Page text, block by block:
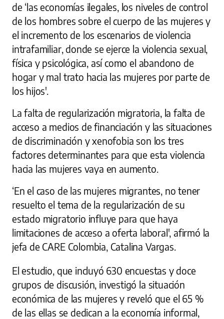
de ‘las economías ilegales, los niveles de control
de los hombres sobre el cuerpo de las mujeres y
el incremento de los escenarios de violencia
intrafamiliar, donde se ejerce la violencia sexual,
física y psicológica, así como el abandono de
hogar y mal trato hacia las mujeres por parte de
los hijos'.
La falta de regularización migratoria, la falta de
acceso a medios de financiación y las situaciones
de discriminación y xenofobia son los tres
factores determinantes para que esta violencia
hacia las mujeres vaya en aumento.
‘En el caso de las mujeres migrantes, no tener
resuelto el tema de la regularización de su
estado migratorio influye para que haya
limitaciones de acceso a oferta laboral', afirmó la
jefa de CARE Colombia, Catalina Vargas.
El estudio, que incluyó 630 encuestas y doce
grupos de discusión, investigó la situación
económica de las mujeres y reveló que el 65 %
de las ellas se dedican a la economía informal,